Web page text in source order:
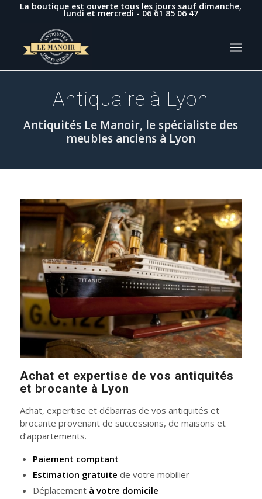
La boutique est ouverte tous les jours sauf dimanche,
lundi et mercredi - 06 61 85 06 47
Antiquaire à Lyon
Antiquités Le Manoir, le spécialiste des
meubles anciens à Lyon
Achat et expertise de vos antiquités
et brocante à Lyon
Achat, expertise et débarras de vos antiquités et
brocante provenant de successions, de maisons et
d’appartements.
Paiement comptant
Estimation gratuite de votre mobilier
Déplacement à votre domicile